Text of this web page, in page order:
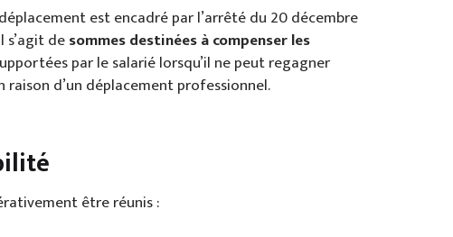
est encadré par l’arrêté du 20 décembre
desommes destinées à compenser les
par le salarié lorsqu’il ne peut regagner
d’un déplacement professionnel.
être réunis :